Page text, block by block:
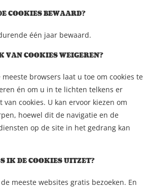
COOKIES BEWAARD?
één jaar bewaard.
VAN COOKIES WEIGEREN?
browsers laat u toe om cookies te
én om u in te lichten telkens er
cookies. U kan ervoor kiezen om
hoewel dit de navigatie en de
op de site in het gedrang kan
IK DE COOKIES UITZET?
meeste websites gratis bezoeken. En